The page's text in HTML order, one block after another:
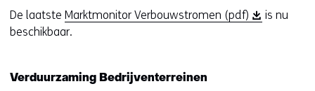
v
e
i
v
w
De laatste Marktmonitor Verbouwstromen (pdf)
is nu
beschikbaar.
Verduurzaming Bedrijventerreinen